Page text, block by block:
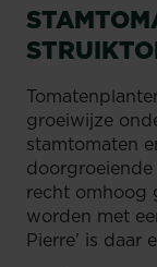
groeiwijze
stamtomaten
recht omhoog
worden met
Pierre’ is daar